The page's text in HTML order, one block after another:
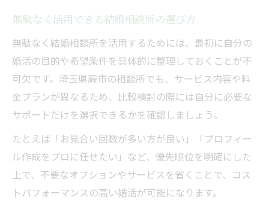
無駄なく活用できる結婚相談所の選び方
無駄なく結婚相談所を活用するためには、最初に自分の
婚活の目的や希望条件を具体的に整理しておくことが不
可欠です。埼玉県蕨市の相談所でも、サービス内容や料
金プランが異なるため、比較検討の際には自分に必要な
サポートだけを選択できるかを確認しましょう。
たとえば「お見合い回数が多い方が良い」「プロフィー
ル作成をプロに任せたい」など、優先順位を明確にした
上で、不要なオプションやサービスを省くことで、コス
トパフォーマンスの高い婚活が可能になります。